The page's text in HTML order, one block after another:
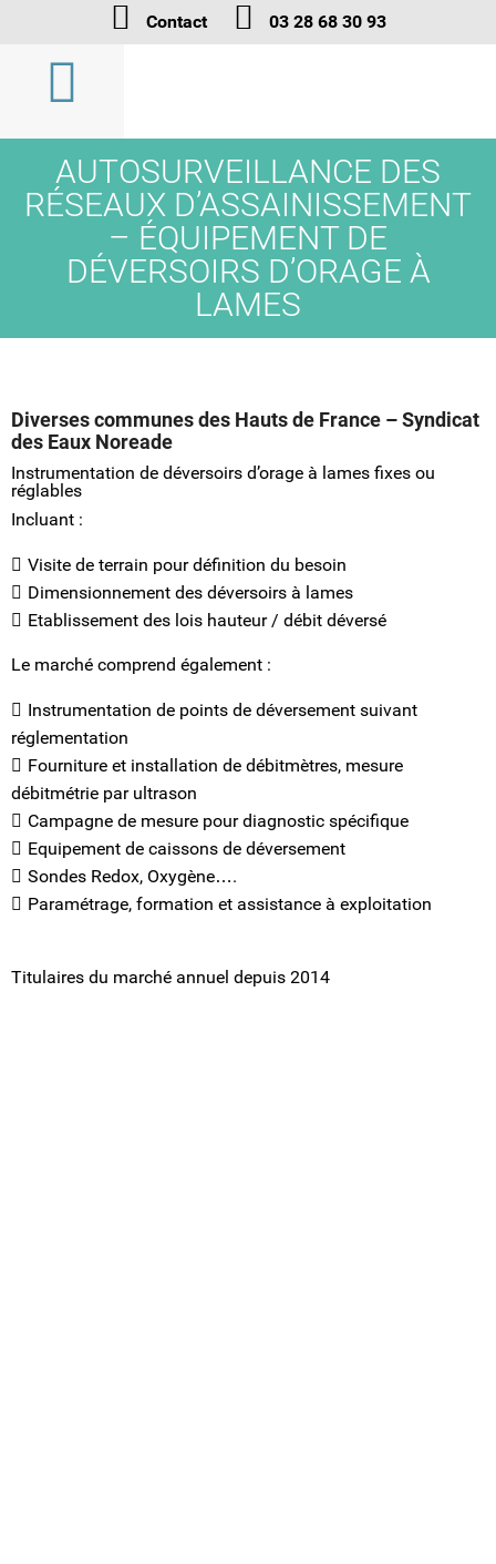
Contact 03 28 68 30 93
AUTOSURVEILLANCE DES
RÉSEAUX D’ASSAINISSEMENT
– ÉQUIPEMENT DE
DÉVERSOIRS D’ORAGE À
LAMES
Diverses communes des Hauts de France – Syndicat
des Eaux Noreade
Instrumentation de déversoirs d’orage à lames fixes ou
réglables
Incluant :
Visite de terrain pour définition du besoin
Dimensionnement des déversoirs à lames
Etablissement des lois hauteur / débit déversé
Le marché comprend également :
Instrumentation de points de déversement suivant
réglementation
Fourniture et installation de débitmètres, mesure
débitmétrie par ultrason
Campagne de mesure pour diagnostic spécifique
Equipement de caissons de déversement
Sondes Redox, Oxygène….
Paramétrage, formation et assistance à exploitation
Titulaires du marché annuel depuis 2014